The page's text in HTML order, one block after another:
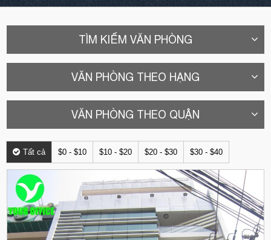
TÌM KIẾM VĂN PHÒNG
VĂN PHÒNG THEO HẠNG
VĂN PHÒNG THEO QUẬN
Tất cả $0 - $10 $10 - $20 $20 - $30 $30 - $40